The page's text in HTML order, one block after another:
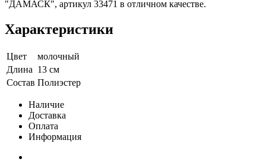
"ДАМАСК", артикул 33471 в отличном качестве.
Характеристики
Цвет
молочный
Длина 13 см
Состав Полиэстер
Наличие
Доставка
Оплата
Информация